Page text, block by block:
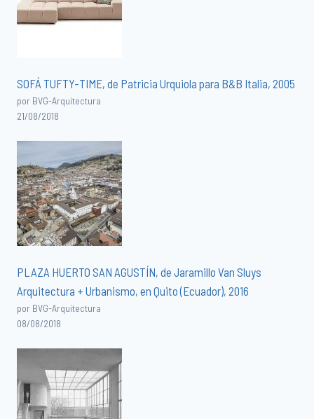
SOFÁ TUFTY-TIME, de Patricia Urquiola para B&B Italia, 2005
por BVG-Arquitectura
21/08/2018
PLAZA HUERTO SAN AGUSTÍN, de Jaramillo Van Sluys
Arquitectura + Urbanismo, en Quito (Ecuador), 2016
por BVG-Arquitectura
08/08/2018